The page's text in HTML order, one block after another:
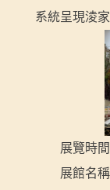
系統呈現淩
展覽時間
展館名稱